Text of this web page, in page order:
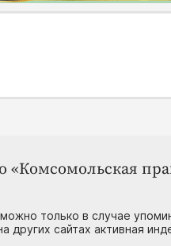
«Комсомольская
только в случае
других сайтах активная